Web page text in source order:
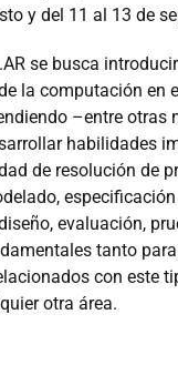
y del 11 al 13 de
se busca
la computación en
–entre otras
habilidades
de resolución de
evaluación,
tanto
con este
otra área.